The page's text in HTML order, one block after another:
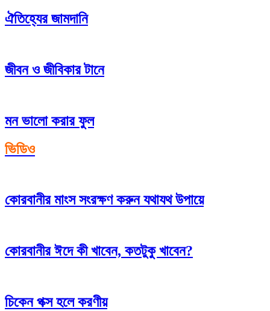
ঐতিহ্যের জামদানি
জীবন ও জীবিকার টানে
মন ভালো করার ফুল
ভিডিও
কোরবানীর মাংস সংরক্ষণ করুন যথাযথ উপায়ে
কোরবানীর ঈদে কী খাবেন, কতটুকু খাবেন?
চিকেন পক্স হলে করণীয়